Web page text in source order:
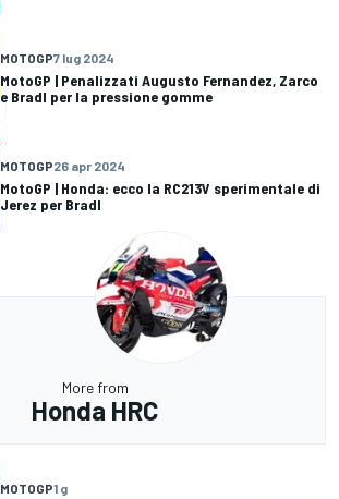
MOTOGP7 lug 2024
MotoGP | Penalizzati Augusto Fernandez, Zarco
e Bradl per la pressione gomme
MOTOGP26 apr 2024
MotoGP | Honda: ecco la RC213V sperimentale di
Jerez per Bradl
More from
Honda HRC
MOTOGP1 g